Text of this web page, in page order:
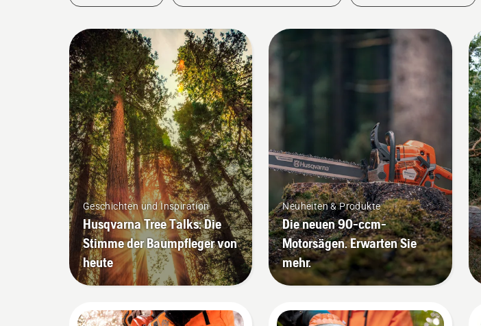
Geschichten und Inspiration
Husqvarna Tree Talks: Die
Stimme der Baumpfleger von
heute
Neuheiten & Produkte
Die neuen 90-ccm-
Motorsägen. Erwarten Sie
mehr.